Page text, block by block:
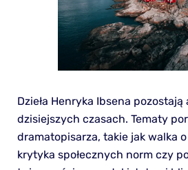
Dzieła Henryka Ibsena
dzisiejszych czasach. Tematy
dramatopisarza, takie jak walka
krytyka społecznych norm czy